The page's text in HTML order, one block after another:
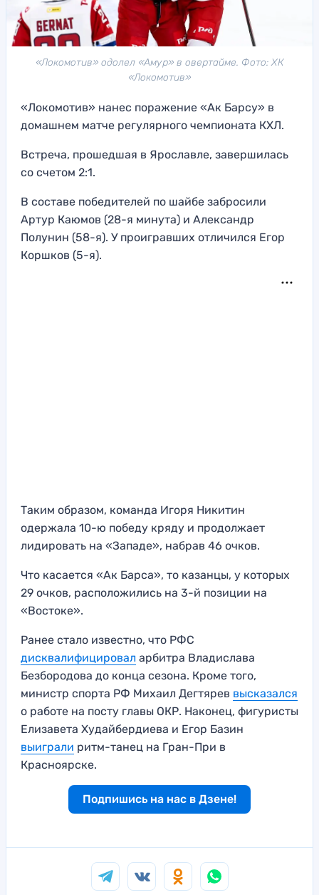
«Локомотив» одолел «Амур» в овертайме. Фото: ХК
«Локомотив»
«Локомотив» нанес поражение «Ак Барсу» в
домашнем матче регулярного чемпионата КХЛ.
Встреча, прошедшая в Ярославле, завершилась
со счетом 2:1.
В составе победителей по шайбе забросили
Артур Каюмов (28-я минута) и Александр
Полунин (58-я). У проигравших отличился Егор
Коршков (5-я).
Таким образом, команда Игоря Никитин
одержала 10-ю победу кряду и продолжает
лидировать на «Западе», набрав 46 очков.
Что касается «Ак Барса», то казанцы, у которых
29 очков, расположились на 3-й позиции на
«Востоке».
Ранее стало известно, что РФС
дисквалифицировал арбитра Владислава
Безбородова до конца сезона. Кроме того,
министр спорта РФ Михаил Дегтярев высказался
о работе на посту главы ОКР. Наконец, фигуристы
Елизавета Худайбердиева и Егор Базин
выиграли ритм-танец на Гран-При в
Красноярске.
Подпишись на нас в Дзене!